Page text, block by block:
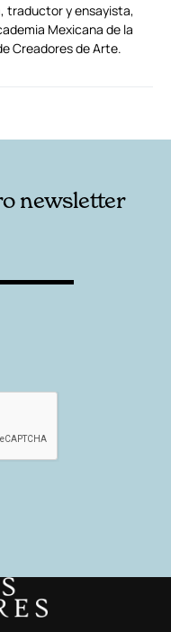
traductor y ensayista,
Mexicana de la
Creadores de Arte.
newsletter